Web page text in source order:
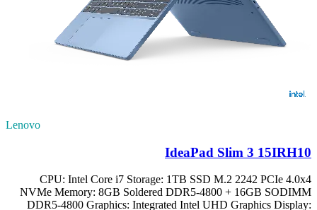
Lenovo
IdeaPad Slim 3 15IRH10
CPU: Intel Core i7 Storage: 1TB SSD M.2 2242 PCIe 4.0x4
NVMe Memory: 8GB Soldered DDR5-4800 + 16GB SODIMM
DDR5-4800 Graphics: Integrated Intel UHD Graphics Display: